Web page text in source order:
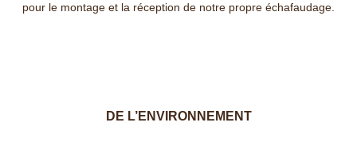
pour le montage et la réception de notre propre échafaudage.
DE L’ENVIRONNEMENT